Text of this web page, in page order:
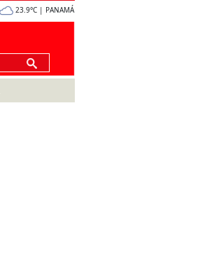
23.9°C | PANAMÁ